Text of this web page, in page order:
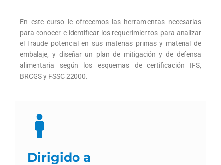
En este curso le ofrecemos las herramientas necesarias
para conocer e identificar los requerimientos para analizar
el fraude potencial en sus materias primas y material de
embalaje, y diseñar un plan de mitigación y de defensa
alimentaria según los esquemas de certificación IFS,
BRCGS y FSSC 22000.
Dirigido a